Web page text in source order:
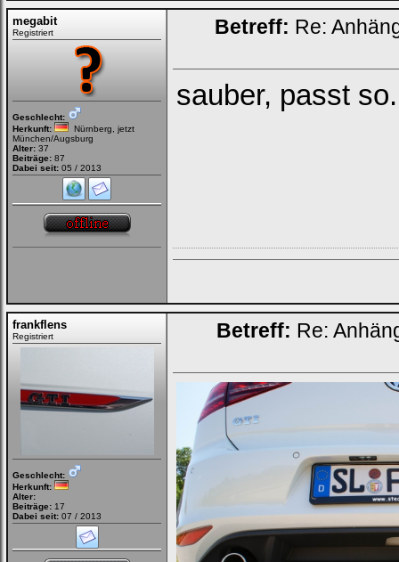
megabit
Registriert
Geschlecht:
Herkunft:
Nürnberg, jetzt
München/Augsburg
Alter: 37
Beiträge: 87
Dabei seit: 05 / 2013
Betreff: Re:
sauber, passt so.
frankflens
Registriert
Geschlecht:
Herkunft:
Alter:
Beiträge: 17
Dabei seit: 07 / 2013
Betreff: Re: